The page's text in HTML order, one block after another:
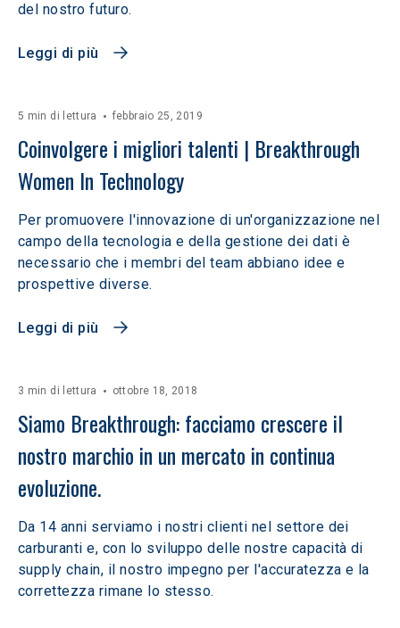
del nostro futuro.
Leggi di più
5 min di lettura febbraio 25, 2019
Coinvolgere i migliori talenti | Breakthrough
Women In Technology
Per promuovere l'innovazione di un'organizzazione nel
campo della tecnologia e della gestione dei dati è
necessario che i membri del team abbiano idee e
prospettive diverse.
Leggi di più
3 min di lettura ottobre 18, 2018
Siamo Breakthrough: facciamo crescere il
nostro marchio in un mercato in continua
evoluzione.
Da 14 anni serviamo i nostri clienti nel settore dei
carburanti e, con lo sviluppo delle nostre capacità di
supply chain, il nostro impegno per l'accuratezza e la
correttezza rimane lo stesso.